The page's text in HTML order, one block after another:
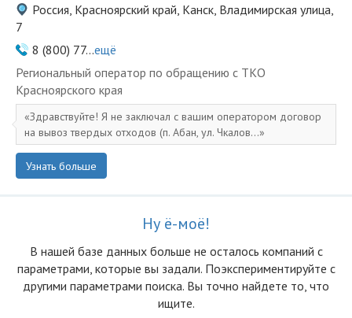
Россия, Красноярский край, Канск, Владимирская улица,
7
8 (800) 77...ещё
Региональный оператор по обращению с ТКО
Красноярского края
Здравствуйте! Я не заключал с вашим оператором договор
на вывоз твердых отходов (п. Абан, ул. Чкалов...
Узнать больше
Ну ё-моё!
В нашей базе данных больше не осталоcь компаний с
параметрами, которые вы задали. Поэкспериментируйте с
другими параметрами поиска. Вы точно найдете то, что
ищите.